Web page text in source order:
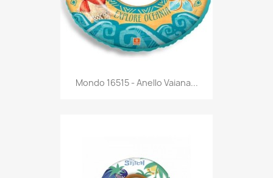
Anteprima
Mondo 16515 - Anello Vaiana...